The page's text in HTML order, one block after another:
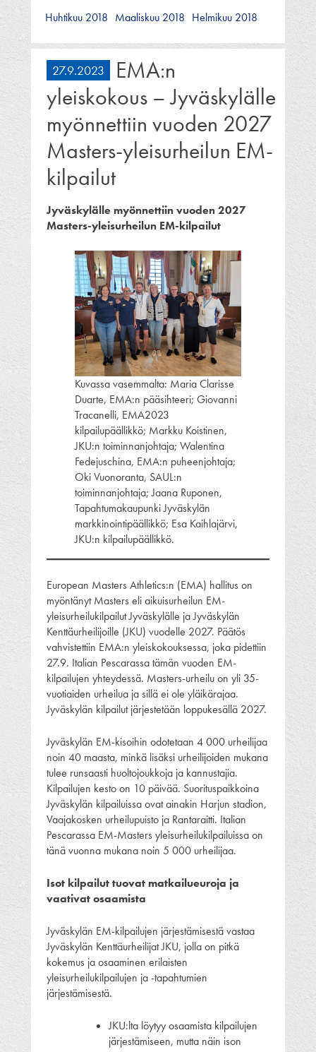
Huhtikuu 2018 Maaliskuu 2018 Helmikuu 2018
27.9.2023
EMA:n
yleiskokous – Jyväskylälle
myönnettiin vuoden 2027
Masters-yleisurheilun EM-
kilpailut
Jyväskylälle myönnettiin vuoden 2027
Masters-yleisurheilun EM-kilpailut
Kuvassa vasemmalta: Maria Clarisse
Duarte, EMA:n pääsihteeri; Giovanni
Tracanelli, EMA2023
kilpailupäällikkö; Markku Koistinen,
JKU:n toiminnanjohtaja; Walentina
Fedejuschina, EMA:n puheenjohtaja;
Oki Vuonoranta, SAUL:n
toiminnanjohtaja; Jaana Ruponen,
Tapahtumakaupunki Jyväskylän
markkinointipäällikkö; Esa Kaihlajärvi,
JKU:n kilpailupäällikkö.
European Masters Athletics:n (EMA) hallitus on
myöntänyt Masters eli aikuisurheilun EM-
yleisurheilukilpailut Jyväskylälle ja Jyväskylän
Kenttäurheilijoille (JKU) vuodelle 2027. Päätös
vahvistettiin EMA:n yleiskokouksessa, joka pidettiin
27.9. Italian Pescarassa tämän vuoden EM-
kilpailujen yhteydessä. Masters-urheilu on yli 35-
vuotiaiden urheilua ja sillä ei ole yläikärajaa.
Jyväskylän kilpailut järjestetään loppukesällä 2027.
Jyväskylän EM-kisoihin odotetaan 4 000 urheilijaa
noin 40 maasta, minkä lisäksi urheilijoiden mukana
tulee runsaasti huoltojoukkoja ja kannustajia.
Kilpailujen kesto on 10 päivää. Suorituspaikkoina
Jyväskylän kilpailuissa ovat ainakin Harjun stadion,
Vaajakosken urheilupuisto ja Rantaraitti. Italian
Pescarassa EM-Masters yleisurheilukilpailuissa on
tänä vuonna mukana noin 5 000 urheilijaa.
Isot kilpailut tuovat matkailueuroja ja
vaativat osaamista
Jyväskylän EM-kilpailujen järjestämisestä vastaa
Jyväskylän Kenttäurheilijat JKU, jolla on pitkä
kokemus ja osaaminen erilaisten
yleisurheilukilpailujen ja -tapahtumien
järjestämisestä.
JKU:lta löytyy osaamista kilpailujen
järjestämiseen, mutta näin ison